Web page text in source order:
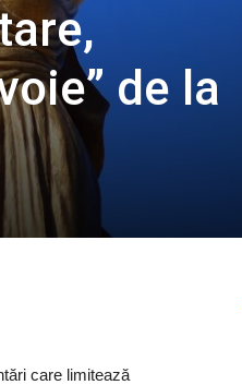
de la
care limitează